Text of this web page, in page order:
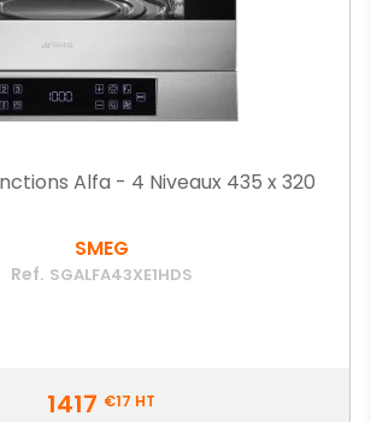
Alfa - 4 Niveaux 435 x 320
SMEG
Ref. SGALFA43XE1HDS
1417 €17 HT